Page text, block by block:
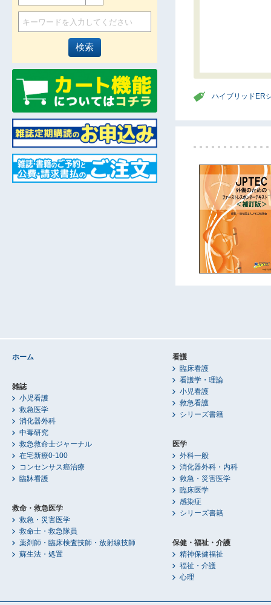
ハイブリッドER
ホーム
雑誌
小児看護
救急医学
消化器外科
中毒研究
救急救命士ジャーナル
在宅新療0-100
コンセンサス癌治療
臨牀看護
救命・救急医学
救急・災害医学
救命士・救急隊員
薬剤師・臨床検査技師・放射線技師
蘇生法・処置
看護
臨床看護
看護学・理論
小児看護
救急看護
シリーズ書籍
医学
外科一般
消化器外科・内科
救急・災害医学
臨床医学
感染症
シリーズ書籍
保健・福祉・介護
精神保健福祉
福祉・介護
心理